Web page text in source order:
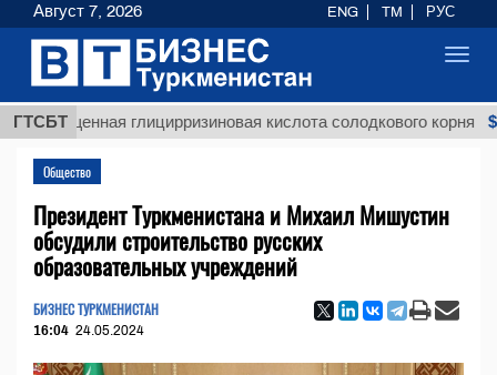
ГТСБТглицирризиновая кислота солодкового корня
Общество
Президент Туркменистана и Михаил Мишустин
обсудили строительство русских
образовательных учреждений
БИЗНЕС ТУРКМЕНИСТАН
16:04 24.05.2024
Август 7, 2026 ENG TM РУС